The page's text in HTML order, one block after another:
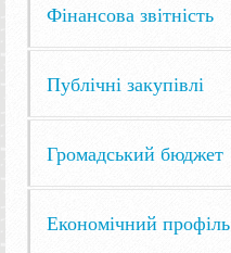
Фінансова звітність
Публічні закупівлі
Громадський бюджет
Економічний профіль